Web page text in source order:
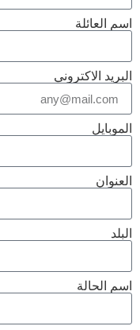
اسم العائلة
البريد الاكتروني
الموبايل
العنوان
البلد
اسم الحالة